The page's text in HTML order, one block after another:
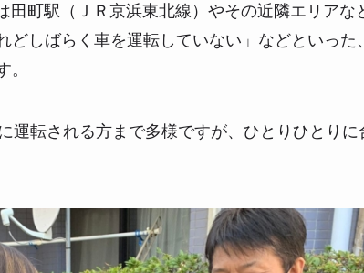
町駅（ＪＲ京浜東北線）やその近隣エリアな
しばらく車を運転していない」などといった
。
運転される方まで多様ですが、ひとりひとりに